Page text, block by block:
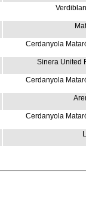
Cerdanyola
Sinera United
Cerdanyola
Cerdanyola